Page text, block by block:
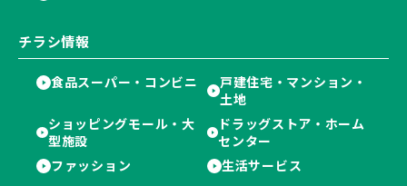
チラシ情報
食品スーパー・コンビニ
戸建住宅・マンション・
土地
ショッピングモール・大
型施設
ドラッグストア・ホーム
センター
ファッション
生活サービス